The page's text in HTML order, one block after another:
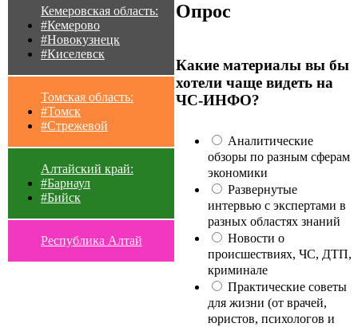
Кемеровская область:
#Кемерово
#Новокузнецк
#Киселевск
Томская область:
#Томск
#Стрежевой
Алтайский край:
#Барнаул
#Бийск
Республика Алтай
Опрос
Какие материалы вы бы
хотели чаще видеть на
ЧС-ИНФО?
Аналитические
обзоры по разным сферам
экономики
Развернутые
интервью с экспертами в
разных областях знаний
Новости о
происшествиях, ЧС, ДТП,
криминале
Практические советы
для жизни (от врачей,
юристов, психологов и